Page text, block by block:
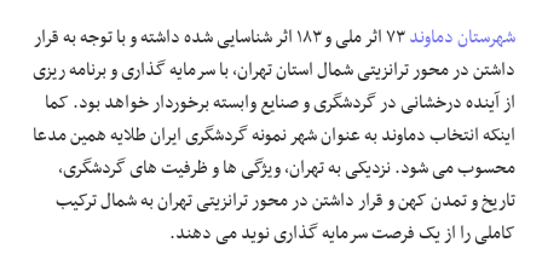
شهرستان دماوند
۷۳ اثر ملی و ۱۸۳ اثر شناسایی شده داشته و با توجه به قرار
داشتن در محور ترانزیتی شمال استان تهران، با سرمایه گذاری و برنامه ریزی
از آینده درخشانی در گردشگری و صنایع وابسته برخوردار خواهد بود. کما
اینکه انتخاب دماوند به عنوان شهر نمونه گردشگری ایران طلایه همین مدعا
محسوب می شود. نزدیکی به تهران، ویژگی ها و ظرفیت های گردشگری،
تاریخ و تمدن کهن و قرار داشتن در محور ترانزیتی تهران به شمال ترکیب
کاملی را از یک فرصت سرمایه گذاری نوید می دهند.